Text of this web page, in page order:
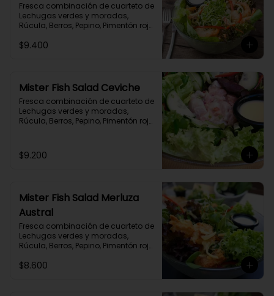
Fresca combinación de cuarteto de
Lechugas verdes y moradas,
Rúcula, Berros, Pepino, Pimentón rojo,
Camarones Crocante. Aderezada
$9.400
Mister Fish Salad Ceviche
Fresca combinación de cuarteto de
Lechugas verdes y moradas,
Rúcula, Berros, Pepino, Pimentón rojo,
limoneta casera.
$9.200
Mister Fish Salad Merluza
Austral
Fresca combinación de cuarteto de
Lechugas verdes y moradas,
Rúcula, Berros, Pepino, Pimentón rojo,
cubos de Merluza Austral
$8.600